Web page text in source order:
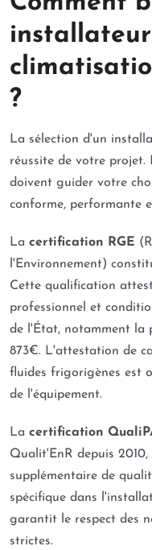
?
La sélection d'un
réussite de votre projet.
doivent guider votre
conforme, performante
La certification RGE
l'Environnement)
Cette qualification
professionnel et
de l'État, notamment la
873€. L'attestation de
fluides frigorigènes est
de l'équipement.
La certification
Qualit'EnR depuis
supplémentaire de
spécifique dans
garantit le respect des
strictes.